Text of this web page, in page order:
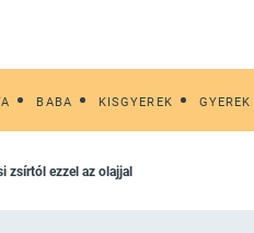
BABA KISGYEREK GYEREK
zsírtól ezzel az olajjal